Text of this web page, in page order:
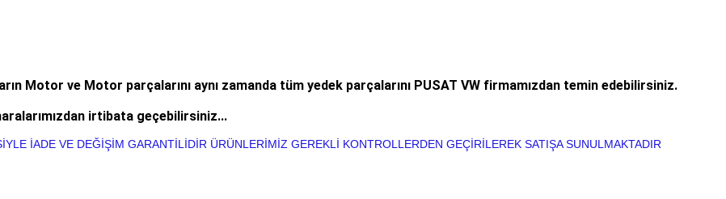
Motor ve Motor parçalarını aynı zamanda tüm yedek parçalarını PUSAT VW firmamızdan temin edebilirsiniz.
irtibata geçebilirsiniz...
İADE VE DEĞİŞİM GARANTİLİDİR ÜRÜNLERİMİZ GEREKLİ KONTROLLERDEN GEÇİRİLEREK SATIŞA SUNULMAKTADIR